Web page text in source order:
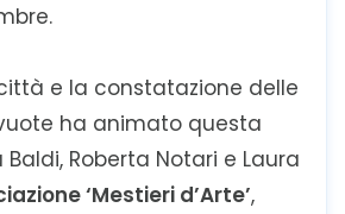
e la constatazione delle
ha animato questa
Roberta Notari e Laura
‘Mestieri d’Arte’,